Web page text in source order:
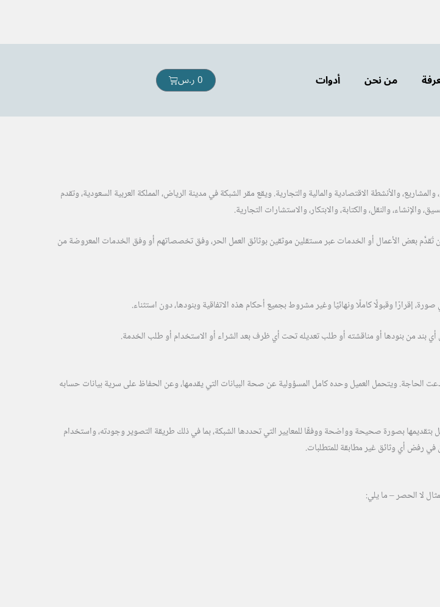
من نحن أدوات 0ر.سCart
والأنشطة الاقتصادية والمالية والتجارية. ويقع مقر الشبكة في مدينة الرياض، المملكة العربية السعودية، وتقدم
والنقل، والكتابة، والابتكار، والاستشارات التجارية.
لـ مؤسسة مدار التحول المسجلة لدى وزارة التجارة برقم 7051238280. ويجوز أن تُقدَّم بعض الأعمال أو الخدمات عبر مستقلين موثقين بوثائق العمل الحر، وفق تخصصاتهم أو وفق الخدمات المعروضة من
إقرارًا وقبولًا كاملًا ونهائيًا وغير مشروط بجميع أحكام هذه الاتفاقية وبنودها، دون استثناء.
أي بند من بنودها أو مناقشته أو طلب تعديله تحت أي ظرف بعد الشراء أو الاستخدام أو طلب الخدمة.
الحاجة. ويتحمل العميل وحده كامل المسؤولية عن صحة البيانات التي يقدمها، وعن الحفاظ على سرية بيانات حسابه
بصورة صحيحة وواضحة ووفقًا للمعايير التي تحددها الشبكة، بما في ذلك طريقة التصوير وجودته، واستخدام
في رفض أي وثائق غير مطابقة للمتطلبات.
لا الحصر – ما يلي: